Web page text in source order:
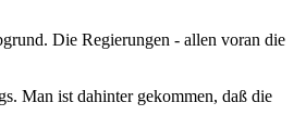
Die Regierungen - allen voran die
Man ist dahinter gekommen, daß die